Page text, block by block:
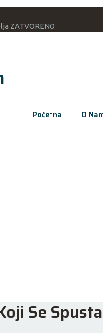
ZATVORENO
Početna O
Se